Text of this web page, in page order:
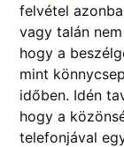
felvétel
vagy talán
hogy a
mint
időben. Idén
hogy a
telefonjával